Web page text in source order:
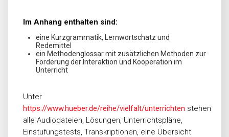
Im Anhang enthalten sind:
eine Kurzgrammatik, Lernwortschatz und
Redemittel
ein Methodenglossar mit zusätzlichen Methoden zur
Förderung der Interaktion und Kooperation im
Unterricht
Unter
https://www.hueber.de/reihe/vielfalt/unterrichten stehen
alle Audiodateien, Lösungen, Unterrichtspläne,
Einstufungstests, Transkriptionen, eine Übersicht